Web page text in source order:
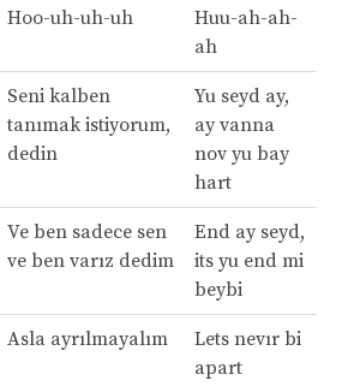
Hoo-uh-uh-uh
Huu-ah-ah-
ah
Seni kalben
tanımak istiyorum,
dedin
Yu seyd ay,
ay vanna
nov yu bay
hart
Ve ben sadece sen
ve ben varız dedim
End ay seyd,
its yu end mi
beybi
Asla ayrılmayalım
Lets nevır bi
apart